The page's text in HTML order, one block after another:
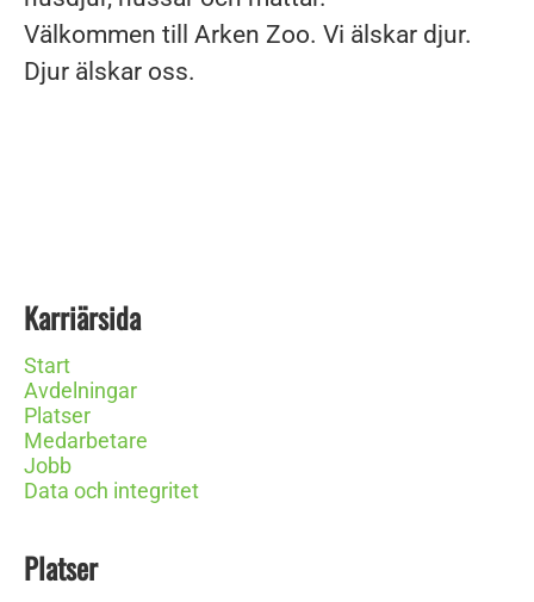
Välkommen till Arken Zoo. Vi älskar djur.
Djur älskar oss.
Karriärsida
Start
Avdelningar
Platser
Medarbetare
Jobb
Data och integritet
Platser